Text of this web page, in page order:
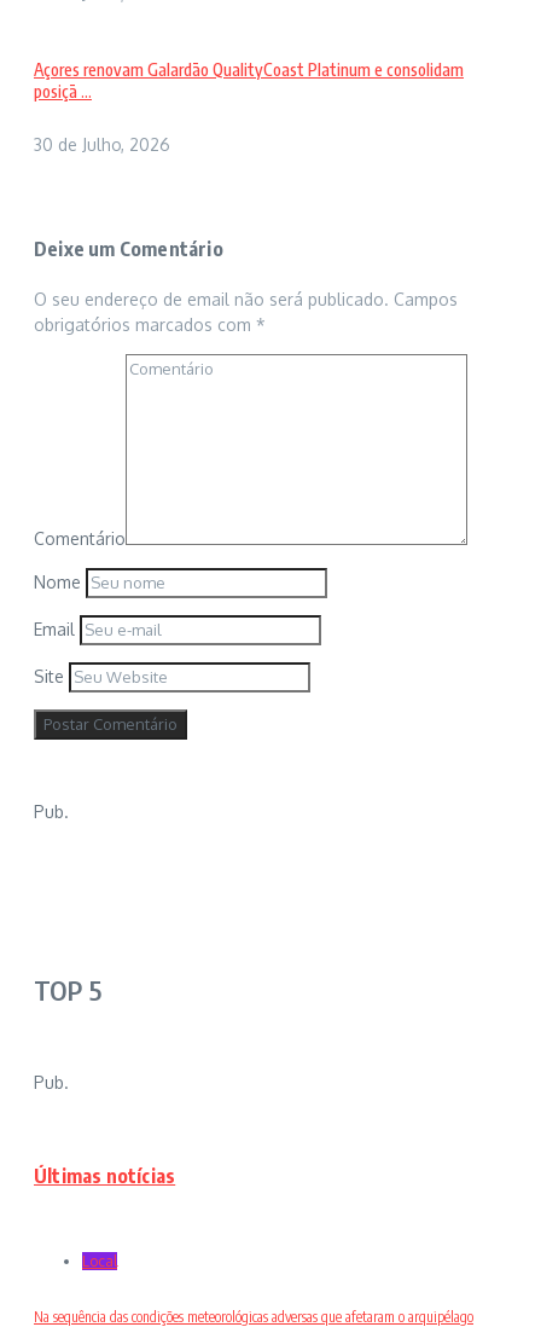
Açores renovam Galardão QualityCoast Platinum e consolidam
posiçã ...
30 de Julho, 2026
Deixe um Comentário
O seu endereço de email não será publicado. Campos
obrigatórios marcados com *
Comentário
Nome
Email
Site
Pub.
TOP 5
Pub.
Últimas notícias
Local
Na sequência das condições meteorológicas adversas que afetaram o arquipélago